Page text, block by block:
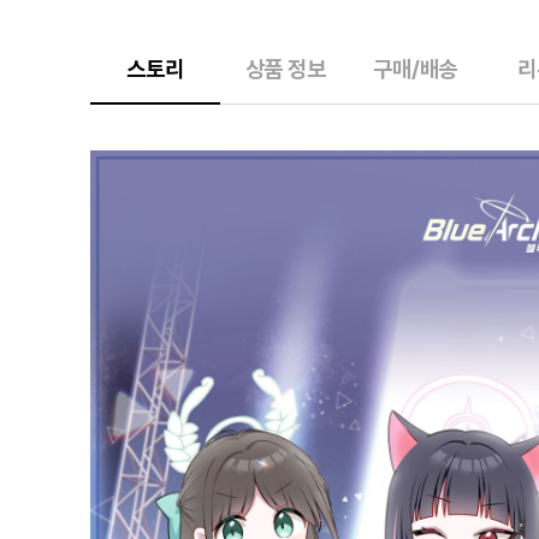
스토리 상품 정보 구매/배송